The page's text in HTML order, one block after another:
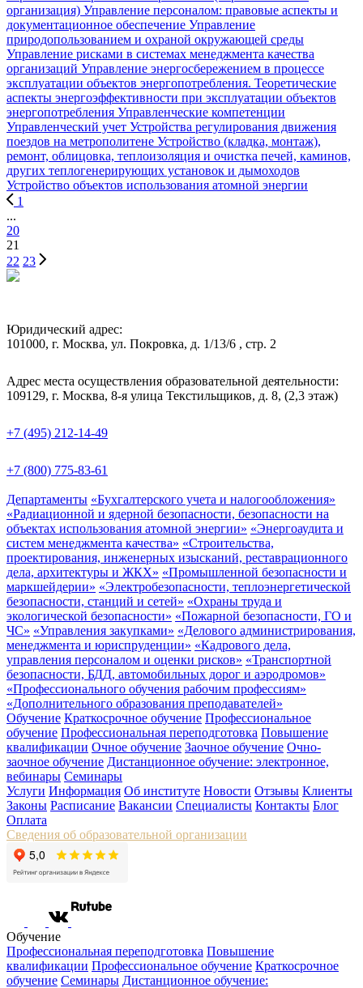
организация) Управление персоналом: правовые аспекты и
документационное обеспечение Управление
природопользованием и охраной окружающей среды
Управление рисками в системах менеджмента качества
организаций Управление энергосбережением в процессе
эксплуатации объектов энергопотребления. Теоретические
аспекты энергоэффективности при эксплуатации объектов
энергопотребления Управленческие компетенции
Управленческий учет Устройства регулирования движения
поездов на метрополитене Устройство (кладка, монтаж),
ремонт, облицовка, теплоизоляция и очистка печей, каминов,
других теплогенерирующих установок и дымоходов
Устройство объектов использования атомной энергии
1
...
20
21
22 23
Юридический адрес:
101000, г. Москва, ул. Покровка, д. 1/13/6 , стр. 2
Адрес места осуществления образовательной деятельности:
109129, г. Москва, 8-я улица Текстильщиков, д. 8, (2,3 этаж)
+7 (495) 212-14-49
+7 (800) 775-83-61
Департаменты «Бухгалтерского учета и налогообложения»
«Радиационной и ядерной безопасности, безопасности на
объектах использования атомной энергии» «Энергоаудита и
систем менеджмента качества» «Строительства,
проектирования, инженерных изысканий, реставрационного
дела, архитектуры и ЖКХ» «Промышленной безопасности и
маркшейдерии» «Электробезопасности, теплоэнергетической
безопасности, станций и сетей» «Охраны труда и
экологической безопасности» «Пожарной безопасности, ГО и
ЧС» «Управления закупками» «Делового администрирования,
менеджмента и юриспруденции» «Кадрового дела,
управления персоналом и оценки рисков» «Транспортной
безопасности, БДД, автомобильных дорог и аэродромов»
«Профессионального обучения рабочим профессиям»
«Дополнительного образования преподавателей»
Обучение Краткосрочное обучение Профессиональное
обучение Профессиональная переподготовка Повышение
квалификации Очное обучение Заочное обучение Очно-
заочное обучение Дистанционное обучение: электронное,
вебинары Семинары
Услуги Информация Об институте Новости Отзывы Клиенты
Законы Расписание Вакансии Специалисты Контакты Блог
Оплата
Сведения об образовательной организации
Обучение
Профессиональная переподготовка Повышение
квалификации Профессиональное обучение Краткосрочное
обучение Семинары Дистанционное обучение: